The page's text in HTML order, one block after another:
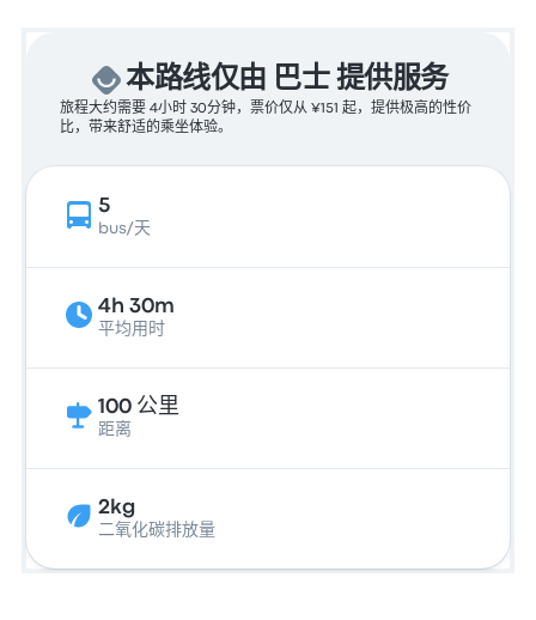
本路线仅由 巴士 提供服务
旅程大约需要 4小时 30分钟，票价仅从 ¥151 起，提供极高的性价
比，带来舒适的乘坐体验。
5
bus/天
4h 30m
平均用时
100 公里
距离
2kg
二氧化碳排放量